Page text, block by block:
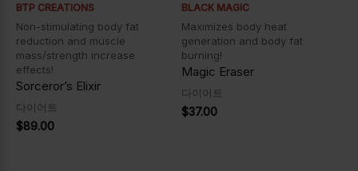
BTP CREATIONS
Non-stimulating body fat
reduction and muscle
mass/strength increase
effects!
Sorceror’s Elixir
다이어트
$89.00
BLACK MAGIC
Maximizes body heat
generation and body fat
burning!
Magic Eraser
다이어트
$37.00